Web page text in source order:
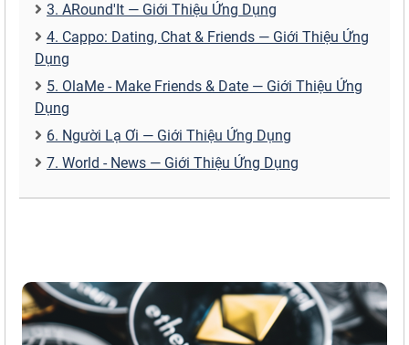
3. ARound'It — Giới Thiệu Ứng Dụng
4. Cappo: Dating, Chat & Friends — Giới Thiệu Ứng
Dụng
5. OlaMe - Make Friends & Date — Giới Thiệu Ứng
Dụng
6. Người Lạ Ơi — Giới Thiệu Ứng Dụng
7. World - News — Giới Thiệu Ứng Dụng